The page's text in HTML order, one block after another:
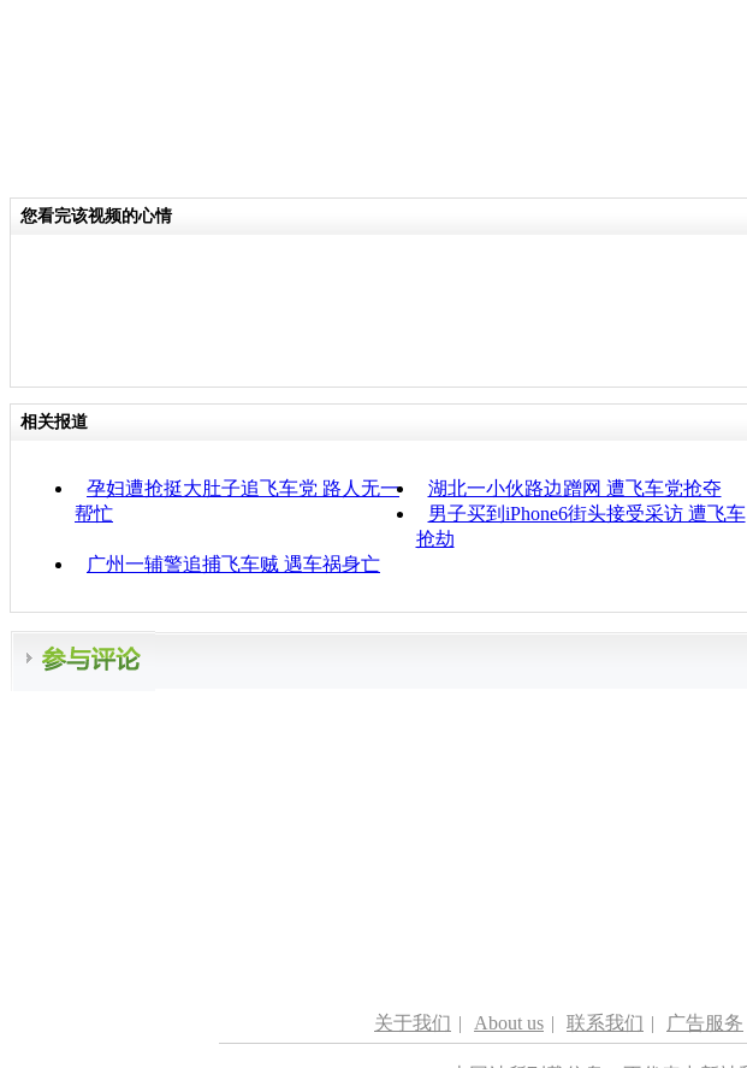
您看完该视频的心情
相关报道
孕妇遭抢挺大肚子追飞车党 路人无一
帮忙
湖北一小伙路边蹭网 遭飞车党抢夺
男子买到iPhone6街头接受采访 遭飞车
抢劫
广州一辅警追捕飞车贼 遇车祸身亡
关于我们 | About us | 联系我们 | 广告服务